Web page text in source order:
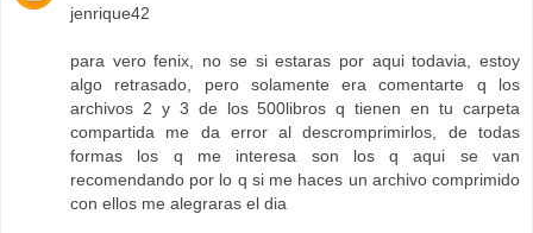
jenrique42
para vero fenix, no se si estaras por aqui todavia, estoy
algo retrasado, pero solamente era comentarte q los
archivos 2 y 3 de los 500libros q tienen en tu carpeta
compartida me da error al descromprimirlos, de todas
formas los q me interesa son los q aqui se van
recomendando por lo q si me haces un archivo comprimido
con ellos me alegraras el dia